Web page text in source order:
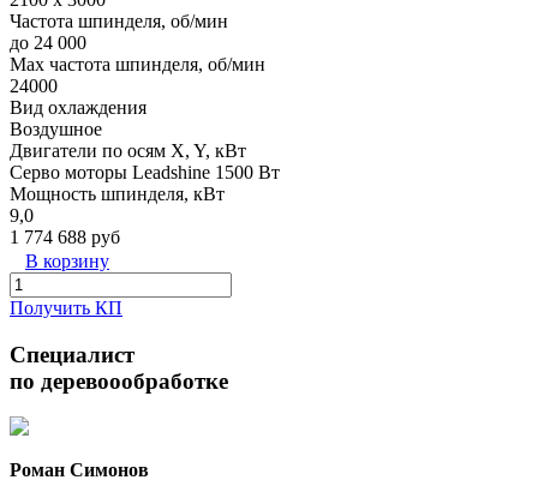
Частота шпинделя, об/мин
до 24 000
Max частота шпинделя, об/мин
24000
Вид охлаждения
Воздушное
Двигатели по осям X, Y, кВт
Серво моторы Leadshine 1500 Вт
Мощность шпинделя, кВт
9,0
1 774 688 руб
В корзину
Получить КП
Специалист
по деревоообработке
Роман Симонов